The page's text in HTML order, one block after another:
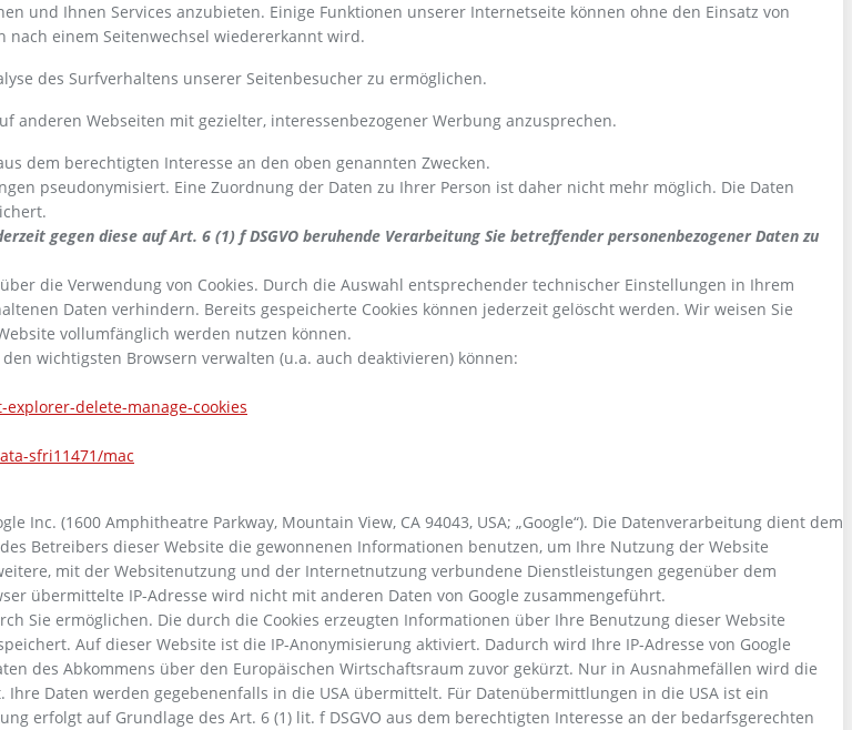
und Ihnen Services anzubieten. Einige Funktionen unserer Internetseite können ohne den Einsatz von
nach einem Seitenwechsel wiedererkannt wird.
des Surfverhaltens unserer Seitenbesucher zu ermöglichen.
anderen Webseiten mit gezielter, interessenbezogener Werbung anzusprechen.
dem berechtigten Interesse an den oben genannten Zwecken.
pseudonymisiert. Eine Zuordnung der Daten zu Ihrer Person ist daher nicht mehr möglich. Die Daten
gegen diese auf Art. 6 (1) f DSGVO beruhende Verarbeitung Sie betreffender personenbezogener Daten zu
die Verwendung von Cookies. Durch die Auswahl entsprechender technischer Einstellungen in Ihrem
Daten verhindern. Bereits gespeicherte Cookies können jederzeit gelöscht werden. Wir weisen Sie
vollumfänglich werden nutzen können.
wichtigsten Browsern verwalten (u.a. auch deaktivieren) können:
delete-manage-cookies
sfri11471/mac
Inc. (1600 Amphitheatre Parkway, Mountain View, CA 94043, USA; „Google“). Die Datenverarbeitung dient dem
Betreibers dieser Website die gewonnenen Informationen benutzen, um Ihre Nutzung der Website
mit der Websitenutzung und der Internetnutzung verbundene Dienstleistungen gegenüber dem
übermittelte IP-Adresse wird nicht mit anderen Daten von Google zusammengeführt.
Sie ermöglichen. Die durch die Cookies erzeugten Informationen über Ihre Benutzung dieser Website
Auf dieser Website ist die IP-Anonymisierung aktiviert. Dadurch wird Ihre IP-Adresse von Google
des Abkommens über den Europäischen Wirtschaftsraum zuvor gekürzt. Nur in Ausnahmefällen wird die
Daten werden gegebenenfalls in die USA übermittelt. Für Datenübermittlungen in die USA ist ein
erfolgt auf Grundlage des Art. 6 (1) lit. f DSGVO aus dem berechtigten Interesse an der bedarfsgerechten